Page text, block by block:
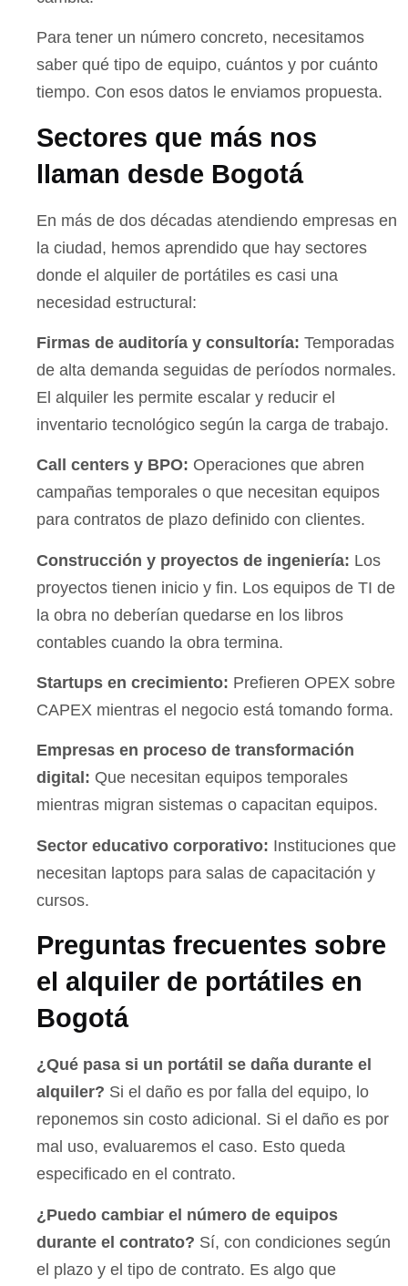
Para tener un número concreto, necesitamos
saber qué tipo de equipo, cuántos y por cuánto
tiempo. Con esos datos le enviamos propuesta.
Sectores que más nos
llaman desde Bogotá
En más de dos décadas atendiendo empresas en
la ciudad, hemos aprendido que hay sectores
donde el alquiler de portátiles es casi una
necesidad estructural:
Firmas de auditoría y consultoría: Temporadas
de alta demanda seguidas de períodos normales.
El alquiler les permite escalar y reducir el
inventario tecnológico según la carga de trabajo.
Call centers y BPO: Operaciones que abren
campañas temporales o que necesitan equipos
para contratos de plazo definido con clientes.
Construcción y proyectos de ingeniería: Los
proyectos tienen inicio y fin. Los equipos de TI de
la obra no deberían quedarse en los libros
contables cuando la obra termina.
Startups en crecimiento: Prefieren OPEX sobre
CAPEX mientras el negocio está tomando forma.
Empresas en proceso de transformación
digital: Que necesitan equipos temporales
mientras migran sistemas o capacitan equipos.
Sector educativo corporativo: Instituciones que
necesitan laptops para salas de capacitación y
cursos.
Preguntas frecuentes sobre
el alquiler de portátiles en
Bogotá
¿Qué pasa si un portátil se daña durante el
alquiler? Si el daño es por falla del equipo, lo
reponemos sin costo adicional. Si el daño es por
mal uso, evaluaremos el caso. Esto queda
especificado en el contrato.
¿Puedo cambiar el número de equipos
durante el contrato? Sí, con condiciones según
el plazo y el tipo de contrato. Es algo que